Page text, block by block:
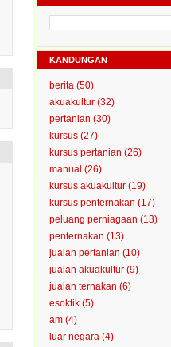
KANDUNGAN
berita (50)
akuakultur (32)
pertanian (30)
kursus (27)
kursus pertanian (26)
manual (26)
kursus akuakultur (19)
kursus penternakan (17)
peluang perniagaan (13)
penternakan (13)
jualan pertanian (10)
jualan akuakultur (9)
jualan ternakan (6)
esoktik (5)
am (4)
luar negara (4)